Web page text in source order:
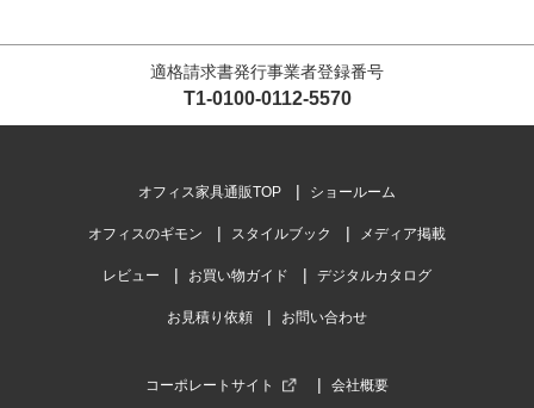
適格請求書発行事業者登録番号
T1-0100-0112-5570
オフィス家具通販TOP ショールーム
オフィスのギモン スタイルブック メディア掲載
レビュー お買い物ガイド デジタルカタログ
お見積り依頼 お問い合わせ
コーポレートサイト 会社概要